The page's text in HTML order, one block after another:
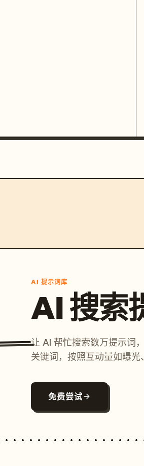
AI 提示词库
AI 搜索
让 AI 帮忙搜索数万提示词
关键词，按照互动量如曝光
免费尝试